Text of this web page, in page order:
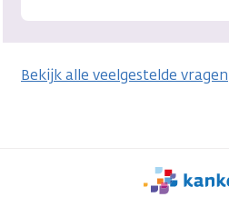
Bekijk alle veelgestelde vragen
We